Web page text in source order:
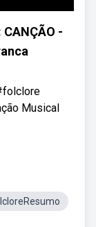
CANÇÃO -
Musical